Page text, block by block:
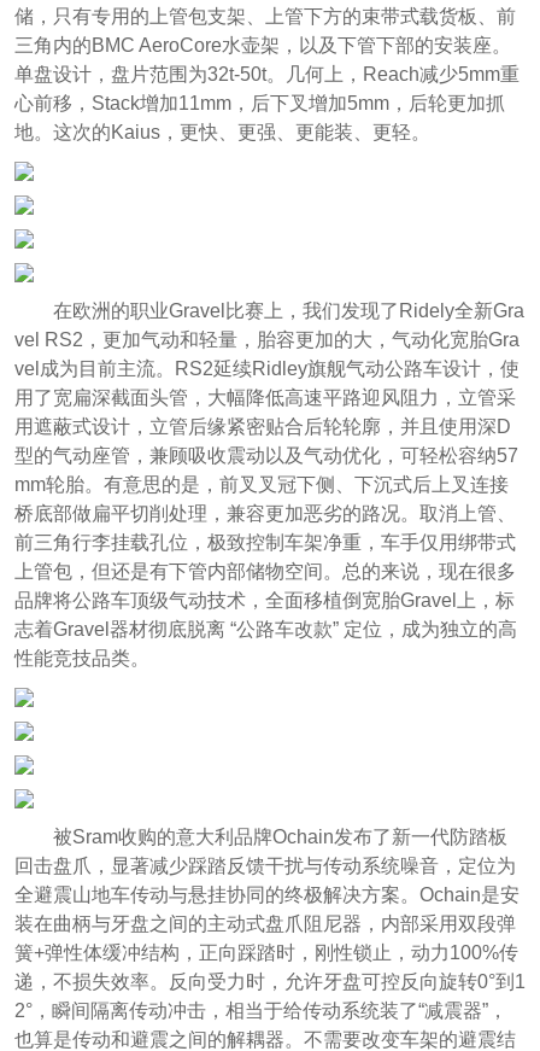
储，只有专用的上管包支架、上管下方的束带式载货板、前
三角内的BMC AeroCore水壶架，以及下管下部的安装座。
单盘设计，盘片范围为32t-50t。几何上，Reach减少5mm重
心前移，Stack增加11mm，后下叉增加5mm，后轮更加抓
地。这次的Kaius，更快、更强、更能装、更轻。
在欧洲的职业Gravel比赛上，我们发现了Ridely全新Gra
vel RS2，更加气动和轻量，胎容更加的大，气动化宽胎Gra
vel成为目前主流。RS2延续Ridley旗舰气动公路车设计，使
用了宽扁深截面头管，大幅降低高速平路迎风阻力，立管采
用遮蔽式设计，立管后缘紧密贴合后轮轮廓，并且使用深D
型的气动座管，兼顾吸收震动以及气动优化，可轻松容纳57
mm轮胎。有意思的是，前叉叉冠下侧、下沉式后上叉连接
桥底部做扁平切削处理，兼容更加恶劣的路况。取消上管、
前三角行李挂载孔位，极致控制车架净重，车手仅用绑带式
上管包，但还是有下管内部储物空间。总的来说，现在很多
品牌将公路车顶级气动技术，全面移植倒宽胎Gravel上，标
志着Gravel器材彻底脱离 “公路车改款” 定位，成为独立的高
性能竞技品类。
被Sram收购的意大利品牌Ochain发布了新一代防踏板
回击盘爪，显著减少踩踏反馈干扰与传动系统噪音，定位为
全避震山地车传动与悬挂协同的终极解决方案。Ochain是安
装在曲柄与牙盘之间的主动式盘爪阻尼器，内部采用双段弹
簧+弹性体缓冲结构，正向踩踏时，刚性锁止，动力100%传
递，不损失效率。反向受力时，允许牙盘可控反向旋转0°到1
2°，瞬间隔离传动冲击，相当于给传动系统装了“减震器”，
也算是传动和避震之间的解耦器。不需要改变车架的避震结